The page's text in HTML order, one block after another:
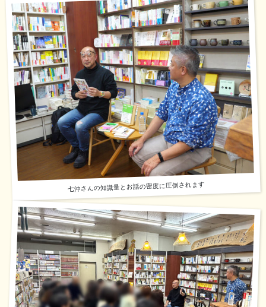
七沖さんの知識量とお話の密度に圧倒されます